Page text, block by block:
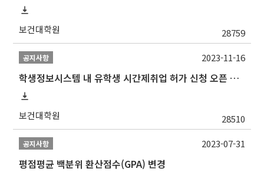
보건대학원 28759
공지사항
학생정보시스템 내 유학생 시간제취업 허가 신청 오픈 안내
보건대학원 28510
2023-11-16
공지사항
평점평균 백분위 환산점수(GPA) 변경
2023-07-31